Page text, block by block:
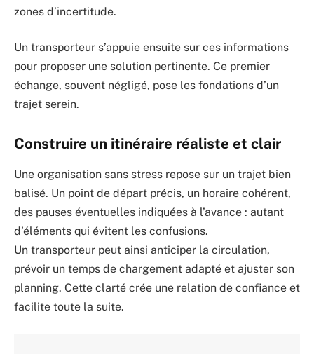
zones d’incertitude.
Un transporteur s’appuie ensuite sur ces informations
pour proposer une solution pertinente. Ce premier
échange, souvent négligé, pose les fondations d’un
trajet serein.
Construire un itinéraire réaliste et clair
Une organisation sans stress repose sur un trajet bien
balisé. Un point de départ précis, un horaire cohérent,
des pauses éventuelles indiquées à l’avance : autant
d’éléments qui évitent les confusions.
Un transporteur peut ainsi anticiper la circulation,
prévoir un temps de chargement adapté et ajuster son
planning. Cette clarté crée une relation de confiance et
facilite toute la suite.